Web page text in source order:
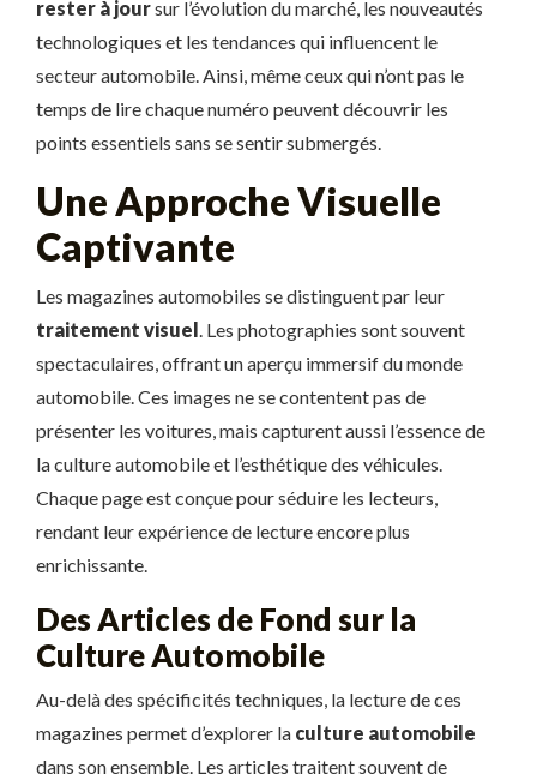
rester à joursur l’évolution du marché, les nouveautés
technologiques et les tendances qui influencent le
secteur automobile. Ainsi, même ceux qui n’ont pas le
temps de lire chaque numéro peuvent découvrir les
points essentiels sans se sentir submergés.
Une Approche Visuelle
Captivante
Les magazines automobiles se distinguent par leur
traitement visuel . Les photographies sont souvent
spectaculaires, offrant un aperçu immersif du monde
automobile. Ces images ne se contentent pas de
présenter les voitures, mais capturent aussi l’essence de
la culture automobile et l’esthétique des véhicules.
Chaque page est conçue pour séduire les lecteurs,
rendant leur expérience de lecture encore plus
enrichissante.
Des Articles de Fond sur la
Culture Automobile
Au-delà des spécificités techniques, la lecture de ces
magazines permet d’explorer la culture automobile
dans son ensemble. Les articles traitent souvent de